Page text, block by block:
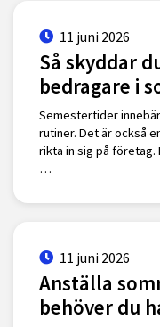
11 juni 2026
Så skyddar
bedragare i
Semestertider
rutiner. Det är också
rikta in sig på företag.
…
11 juni 2026
Anställa
behöver du